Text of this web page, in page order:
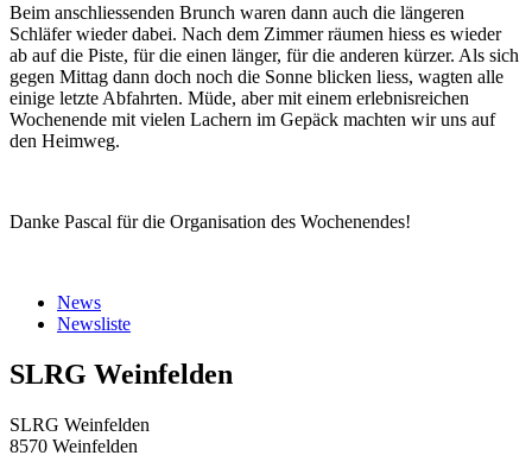
Beim anschliessenden Brunch waren dann auch die längeren
Schläfer wieder dabei. Nach dem Zimmer räumen hiess es wieder
ab auf die Piste, für die einen länger, für die anderen kürzer. Als sich
gegen Mittag dann doch noch die Sonne blicken liess, wagten alle
einige letzte Abfahrten. Müde, aber mit einem erlebnisreichen
Wochenende mit vielen Lachern im Gepäck machten wir uns auf
den Heimweg.
Danke Pascal für die Organisation des Wochenendes!
News
Newsliste
SLRG Weinfelden
SLRG Weinfelden
8570 Weinfelden